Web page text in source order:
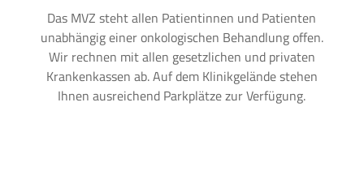
Das MVZ steht allen Patientinnen und Patienten
unabhängig einer onkologischen Behandlung offen.
Wir rechnen mit allen gesetzlichen und privaten
Krankenkassen ab. Auf dem Klinikgelände stehen
Ihnen ausreichend Parkplätze zur Verfügung.